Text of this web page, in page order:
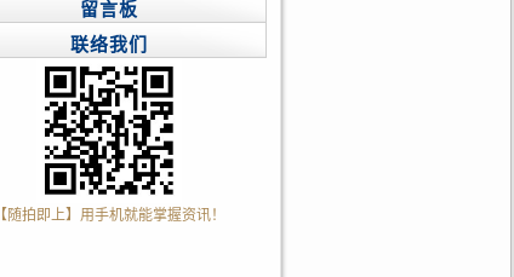
留言板
联络我们
【随拍即上】用手机就能掌握资讯！